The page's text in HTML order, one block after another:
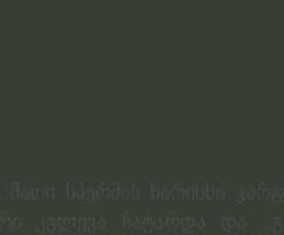
მათი სპერმის ხარისხი
კვლევა ჩატარდა და